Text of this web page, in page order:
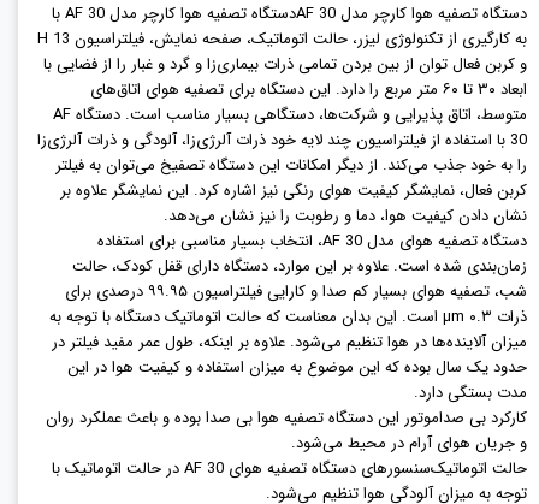
دستگاه تصفیه هوا کارچر مدل AF 30
دستگاه تصفیه هوا کارچر مدل AF 30 با
به کارگیری از تکنولوژی لیزر، حالت اتوماتیک، صفحه نمایش، فیلتراسیون H 13
و کربن فعال توان از بین بردن تمامی ذرات بیماری‌زا و گرد و غبار را از فضایی با
ابعاد ۳۰ تا ۶۰ متر مربع را دارد. این دستگاه برای تصفیه هوای اتاق‌های
متوسط، اتاق پذیرایی و شرکت‌ها، دستگاهی بسیار مناسب است. دستگاه AF
30 با استفاده از فیلتراسیون چند لایه خود ذرات آلرژی‌زا، آلودگی و ذرات آلرژی‌زا
را به خود جذب می‌کند. از دیگر امکانات این دستگاه تصفیخ می‌توان به فیلتر
کربن فعال، نمایشگر کیفیت هوای رنگی نیز اشاره کرد. این نمایشگر علاوه بر
نشان دادن کیفیت هوا، دما و رطوبت را نیز نشان می‌دهد.
دستگاه تصفیه هوای مدل AF 30، انتخاب بسیار مناسبی برای استفاده
زمان‌بندی شده است. علاوه بر این موارد، دستگاه دارای قفل کودک، حالت
شب، تصفیه هوای بسیار کم صدا و کارایی فیلتراسیون ۹۹.۹۵ درصدی برای
ذرات ۰.۳ µm است. این بدان معناست که حالت اتوماتیک دستگاه با توجه به
میزان آلاینده‌ها در هوا تنظیم می‌شود. علاوه بر اینکه، طول عمر مفید فیلتر در
حدود یک سال بوده که این موضوع به میزان استفاده و کیفیت هوا در این
مدت بستگی دارد.
کارکرد بی صداموتور این دستگاه تصفیه هوا بی صدا بوده و باعث عملکرد روان
و جریان هوای آرام در محیط می‌شود.
حالت اتوماتیک
سنسورهای دستگاه تصفیه هوای AF 30 در حالت اتوماتیک با
توجه به میزان آلودگی هوا تنظیم می‌شود.